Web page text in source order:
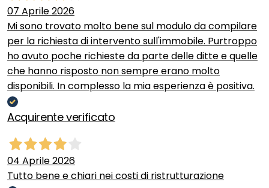
07 Aprile 2026
Mi sono trovato molto bene sul modulo da compilare
per la richiesta di intervento sull'immobile. Purtroppo
ho avuto poche richieste da parte delle ditte e quelle
che hanno risposto non sempre erano molto
disponibili. In complesso la mia esperienza è positiva.
Acquirente verificato
04 Aprile 2026
Tutto bene e chiari nei costi di ristrutturazione